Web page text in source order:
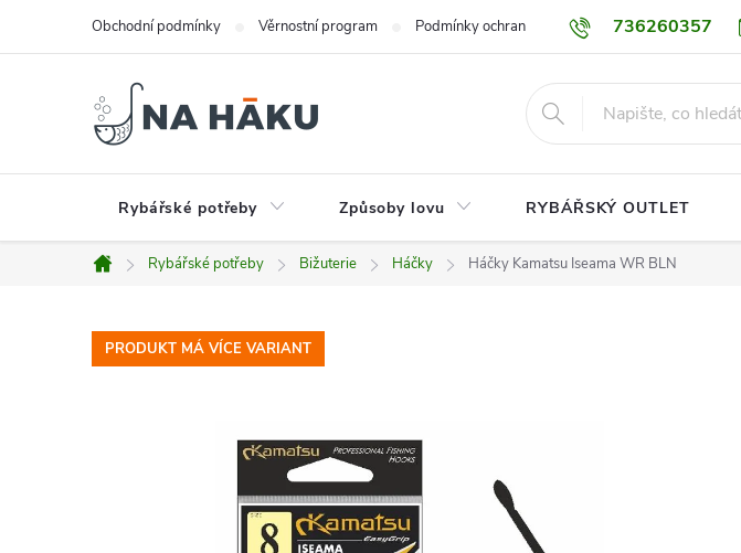
736260357
Obchodní podmínky Věrnostní program Podmínky ochrany osobních údajů Dopravy
Rybářské potřeby Způsoby lovu RYBÁŘSKÝ OUTLET
Domů
Rybářské potřeby Bižuterie Háčky Háčky Kamatsu Iseama WR BLN
PRODUKT MÁ VÍCE VARIANT